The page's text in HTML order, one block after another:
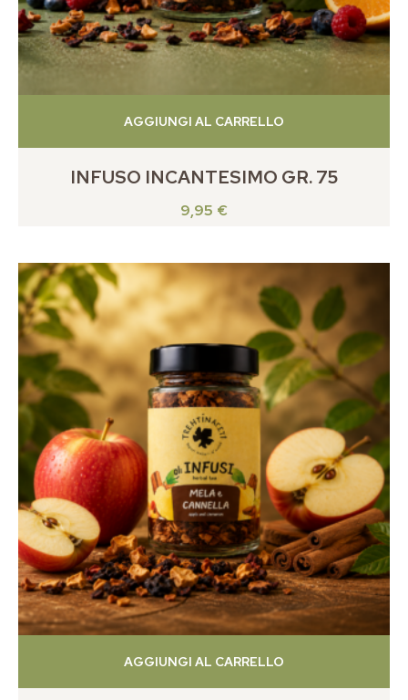
INFUSO INCANTESIMO GR. 75
9,95 €
AGGIUNGI AL CARRELLO
AGGIUNGI AL CARRELLO